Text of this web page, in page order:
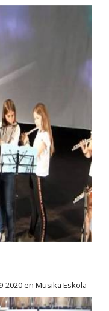
2020 en Musika Eskola